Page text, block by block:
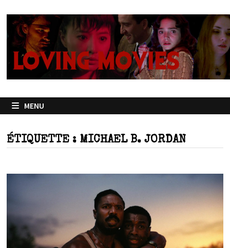
contenu
MENU
ÉTIQUETTE : MICHAEL B. JORDAN